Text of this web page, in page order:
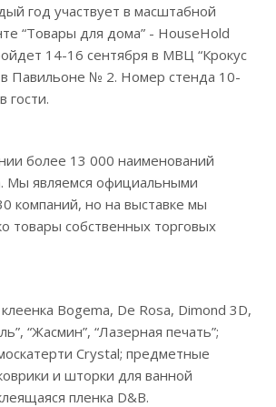
год участвует в масштабной
“Товары для дома” - HouseHold
14-16 сентября в МВЦ “Крокус
Павильоне № 2. Номер стенда 10-
гости.
более 13 000 наименований
Мы являемся официальными
компаний, но на выставке мы
товары собственных торговых
Bogema, De Rosa, Dimond 3D,
“Жасмин”, “Лазерная печать”;
Crystal; предметные
и шторки для ванной
пленка D&B.